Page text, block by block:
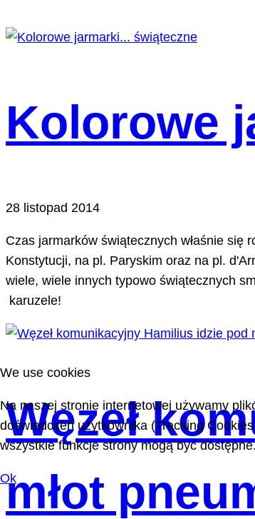
Kolorowe
28 listopad 2014
Czas jarmarków świątecznych właśnie się
Konstytucji, na pl. Paryskim oraz na pl.
wiele, wiele innych typowo świątecznych
karuzele!
Węzeł
młot
We use cookies
Na naszej stronie internetowej używamy
doświadczeń użytkownika (Tracking
wszystkie funkcje strony mogą być
Ok